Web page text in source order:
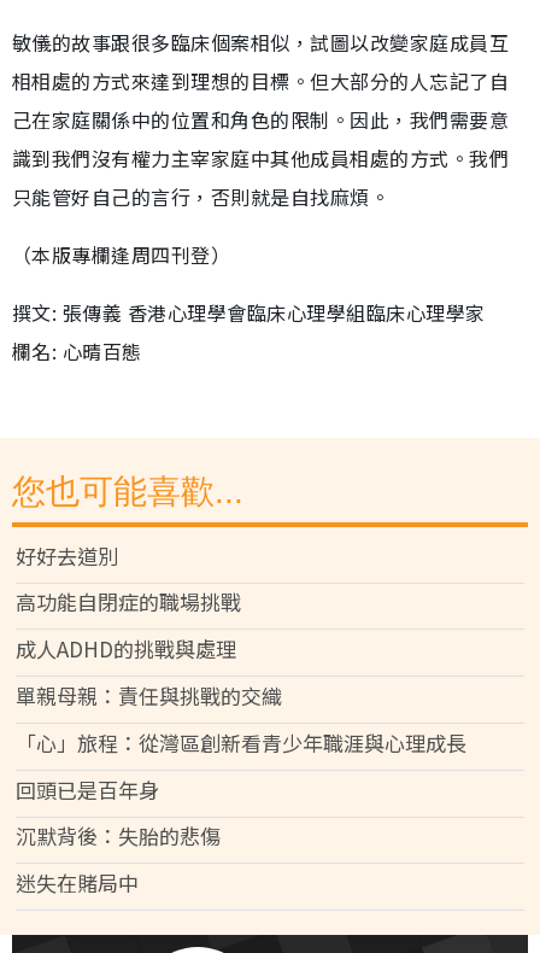
敏儀的故事跟很多臨床個案相似，試圖以改變家庭成員互
相相處的方式來達到理想的目標。但大部分的人忘記了自
己在家庭關係中的位置和角色的限制。因此，我們需要意
識到我們沒有權力主宰家庭中其他成員相處的方式。我們
只能管好自己的言行，否則就是自找麻煩。
（本版專欄逢周四刊登）
撰文: 張傳義 香港心理學會臨床心理學組臨床心理學家
欄名: 心晴百態
您也可能喜歡...
好好去道別
高功能自閉症的職場挑戰
成人ADHD的挑戰與處理
單親母親：責任與挑戰的交織
「心」旅程：從灣區創新看青少年職涯與心理成長
回頭已是百年身
沉默背後：失胎的悲傷
迷失在賭局中